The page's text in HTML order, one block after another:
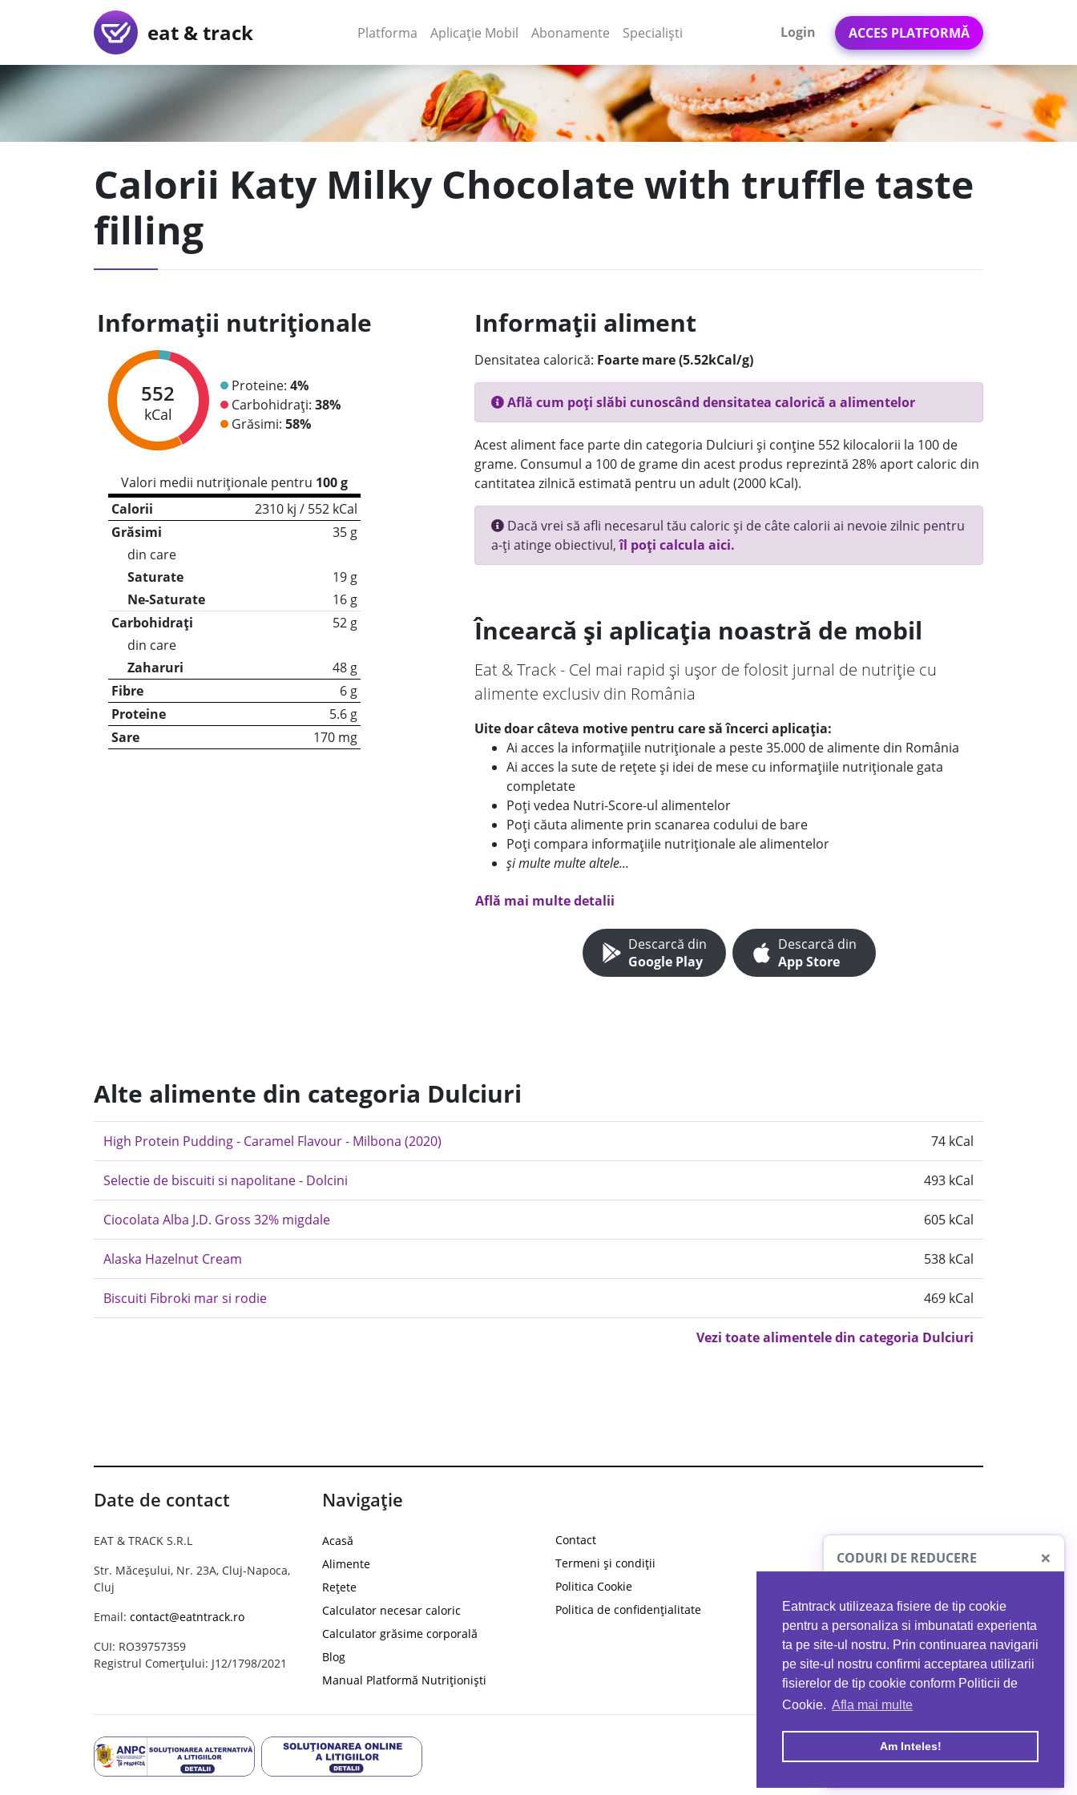
Eatntrack utilizeaza fisiere de tip cookie
pentru a personaliza si imbunatati experienta
ta pe site-ul nostru. Prin continuarea navigarii
pe site-ul nostru confirmi acceptarea utilizarii
fisierelor de tip cookie conform Politicii de
Cookie. Afla mai multe
Am Inteles!
eat & track Platforma (current)
Aplicație Mobil (current)
Abonamente Specialiști Login ACCES PLATFORMĂ
Calorii Katy Milky Chocolate with truffle taste
filling
Informații nutriționale
552
kCal
Proteine: 4%
Carbohidrați: 38%
Grăsimi: 58%
Valori medii nutriționale pentru 100 g
Calorii
2310 kj / 552 kCal
Grăsimi
35 g
din care
Saturate
19 g
Ne-Saturate
16 g
Carbohidrați
52 g
din care
Zaharuri
48 g
Fibre
6 g
Proteine
5.6 g
Sare
170 mg
Informații aliment
Densitatea calorică: Foarte mare (5.52kCal/g)
Află cum poți slăbi cunoscând densitatea calorică a alimentelor
Acest aliment face parte din categoria Dulciuri și conține 552 kilocalorii la 100 de
grame. Consumul a 100 de grame din acest produs reprezintă 28% aport caloric din
cantitatea zilnică estimată pentru un adult (2000 kCal).
Dacă vrei să afli necesarul tău caloric și de câte calorii ai nevoie zilnic pentru
a-ți atinge obiectivul,îl poți calcula aici.
Încearcă și aplicația noastră de mobil
Eat & Track - Cel mai rapid și ușor de folosit jurnal de nutriție cu
alimente exclusiv din România
Uite doar câteva motive pentru care să încerci aplicația:
Ai acces la informațiile nutriționale a peste 35.000 de alimente din România
Ai acces la sute de rețete și idei de mese cu informațiile nutriționale gata
completate
Poți vedea Nutri-Score-ul alimentelor
Poți căuta alimente prin scanarea codului de bare
Poți compara informațiile nutriționale ale alimentelor
și multe multe altele...
Află mai multe detalii
Descarcă din
Google Play
Descarcă din
App Store
Alte alimente din categoria Dulciuri
High Protein Pudding - Caramel Flavour - Milbona (2020) 74 kCal
Selectie de biscuiti si napolitane - Dolcini 493 kCal
Ciocolata Alba J.D. Gross 32% migdale 605 kCal
Alaska Hazelnut Cream 538 kCal
Biscuiti Fibroki mar si rodie 469 kCal
Vezi toate alimentele din categoria Dulciuri
Date de contact
EAT & TRACK S.R.L
Str. Măceșului, Nr. 23A, Cluj-Napoca,
Cluj
Email: contact@eatntrack.ro
CUI: RO39757359
Registrul Comerțului: J12/1798/2021
Navigație
Acasă
Alimente
Rețete
Calculator necesar caloric
Calculator grăsime corporală
Blog
Manual Platformă Nutriționiști
Contact
Termeni și condiții
Politica Cookie
Politica de confidențialitate
CODURI DE REDUCERE ×
PROTO41
reducere la orice comandă
EATNTRACK
MYPROTEIN
Ai40%reducere la orice comandă
folosind codul EATTRACK